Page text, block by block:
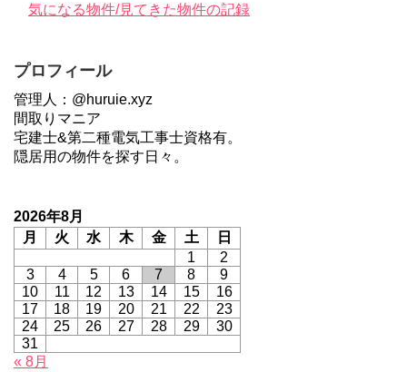
気になる物件/見てきた物件の記録
プロフィール
管理人：@huruie.xyz
間取りマニア
宅建士&第二種電気工事士資格有。
隠居用の物件を探す日々。
2026年8月
月
火 水 木 金 土
日
1
2
3
4 5 6 7 8
9
10
11 12 13 14 15
16
17
18 19 20 21 22
23
24
25 26 27 28 29
30
31
« 8月